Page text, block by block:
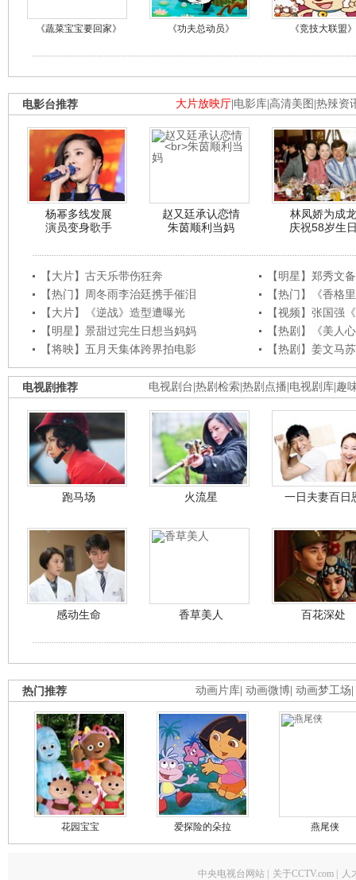
《蔬菜宝宝要回家》 《功夫总动员》 《竞技大联盟》
大片放映厅 电影库 高清美图 热辣资
电影台推荐
杨幂多线发展
演员变身歌手
赵又廷承认恋情
朱茵顺利当妈
林凤娇为成龙
庆祝58岁生
【大片】古天乐带伤狂奔
【明星】郑秀文
【热门】周冬雨李治廷携手催泪
【热门】《香格
【大片】《逆战》造型遭曝光
【视频】张国强
【明星】景甜过完生日想当妈妈
【热剧】《美人
【将映】五月天集体跨界拍电影
【热剧】姜文马
电视剧台 热剧检索 热剧点播 电视剧库 趣
电视剧推荐
跑马场 火流星 一日夫妻百日
感动生命 香草美人 百花深处
动画片库 动画微博 动画梦工场
热门推荐
花园宝宝 爱探险的朵拉 燕尾侠
中央电视台网站 关于CCTV.com 人